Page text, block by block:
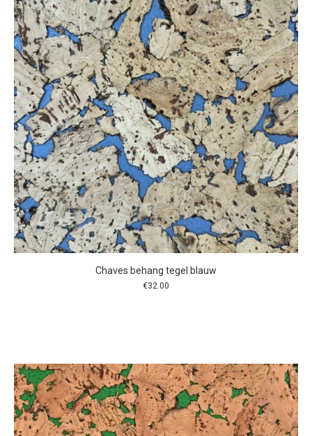
Chaves behang tegel blauw
€32.00